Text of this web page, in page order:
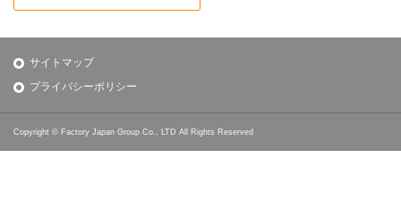
サイトマップ
プライバシーポリシー
Copyright © Factory Japan Group Co., LTD All Rights Reserved